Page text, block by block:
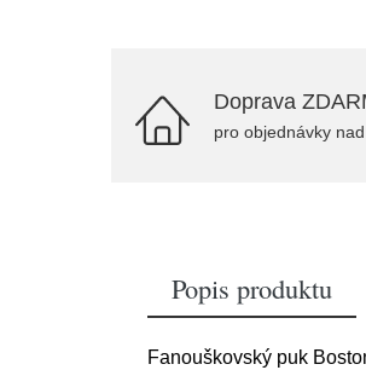
Doprava
pro objednávky
Popis produktu
Fanouškovský puk